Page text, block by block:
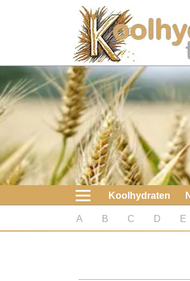
Koolhydraten
Nieuws
Koolhydraatarme diëten
Boeken
koolhydraatarme diëten
Diabetes test
Koolhydraten
A B C D E